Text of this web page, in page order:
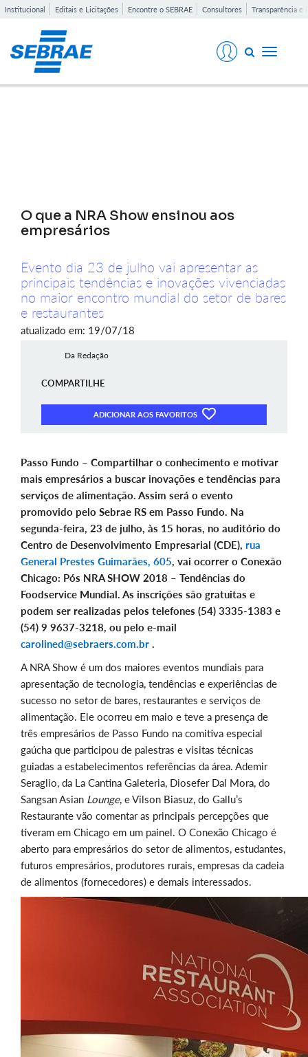
Institucional Editais e Licitações Encontre o SEBRAE Consultores Transparência e
Toggle
O que a NRA Show ensinou aos
empresários
Evento dia 23 de julho vai apresentar as
principais tendências e inovações vivenciadas
no maior encontro mundial do setor de bares
e restaurantes
atualizado em: 19/07/18
Da Redação
COMPARTILHE
ADICIONAR AOS FAVORITOS
Passo Fundo – Compartilhar o conhecimento e motivar
mais empresários a buscar inovações e tendências para
serviços de alimentação. Assim será o evento
promovido pelo Sebrae RS em Passo Fundo. Na
segunda-feira, 23 de julho, às 15 horas, no auditório do
Centro de Desenvolvimento Empresarial (CDE), rua
General Prestes Guimarães, 605, vai ocorrer o Conexão
Chicago: Pós NRA SHOW 2018 – Tendências do
Foodservice Mundial. As inscrições são gratuitas e
podem ser realizadas pelos telefones (54) 3335-1383 e
(54) 9 9637-3218, ou pelo e-mail
carolined@sebraers.com.br .
A NRA Show é um dos maiores eventos mundiais para
apresentação de tecnologia, tendências e experiências de
sucesso no setor de bares, restaurantes e serviços de
alimentação. Ele ocorreu em maio e teve a presença de
três empresários de Passo Fundo na comitiva especial
gaúcha que participou de palestras e visitas técnicas
guiadas a estabelecimentos referências da área. Ademir
Seraglio, da La Cantina Galeteria, Diosefer Dal Mora, do
Sangsan Asian Lounge, e Vilson Biasuz, do Gallu’s
Restaurante vão comentar as principais percepções que
tiveram em Chicago em um painel. O Conexão Chicago é
aberto para empresários do setor de alimentos, estudantes,
futuros empresários, produtores rurais, empresas da cadeia
de alimentos (fornecedores) e demais interessados.